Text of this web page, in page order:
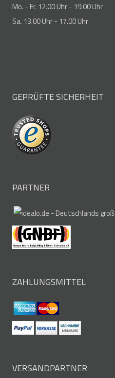
Mo. - Fr. 12.00 Uhr - 19.00 Uhr
Sa. 13.00 Uhr - 17.00 Uhr
GEPRÜFTE SICHERHEIT
PARTNER
ZAHLUNGSMITTEL
VERSANDPARTNER